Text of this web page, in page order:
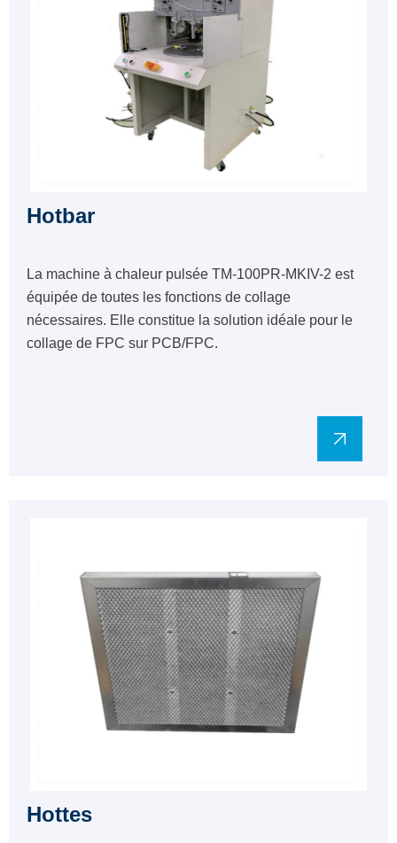
Hotbar
La machine à chaleur pulsée TM-100PR-MKIV-2 est
équipée de toutes les fonctions de collage
nécessaires. Elle constitue la solution idéale pour le
collage de FPC sur PCB/FPC.
Hottes